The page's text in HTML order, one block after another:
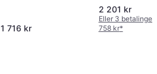
1 716 kr
2 201 kr
Eller 3 betalinger
758 kr*